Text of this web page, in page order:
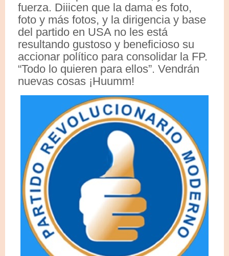
fuerza. Diiicen que la dama es foto,
foto y más fotos, y la dirigencia y base
del partido en USA no les está
resultando gustoso y beneficioso su
accionar político para consolidar la FP.
“Todo lo quieren para ellos”. Vendrán
nuevas cosas ¡Huumm!